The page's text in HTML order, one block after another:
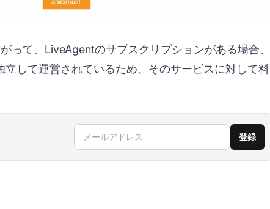
って、LiveAgentのサブスクリプションがある場合、
して運営されているため、そのサービスに対して料
メールアドレス 登録